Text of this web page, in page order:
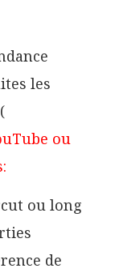
les
ou
ou long
de